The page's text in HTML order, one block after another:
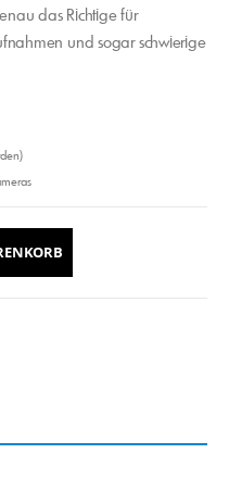
das Richtige für
und sogar schwierige